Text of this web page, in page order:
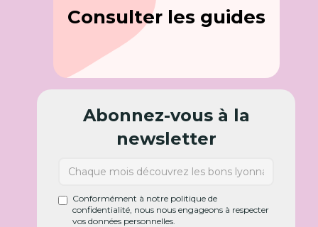
Consulter les guides
Abonnez-vous à la
newsletter
Conformément à notre politique de
confidentialité, nous nous engageons à respecter
vos données personnelles.